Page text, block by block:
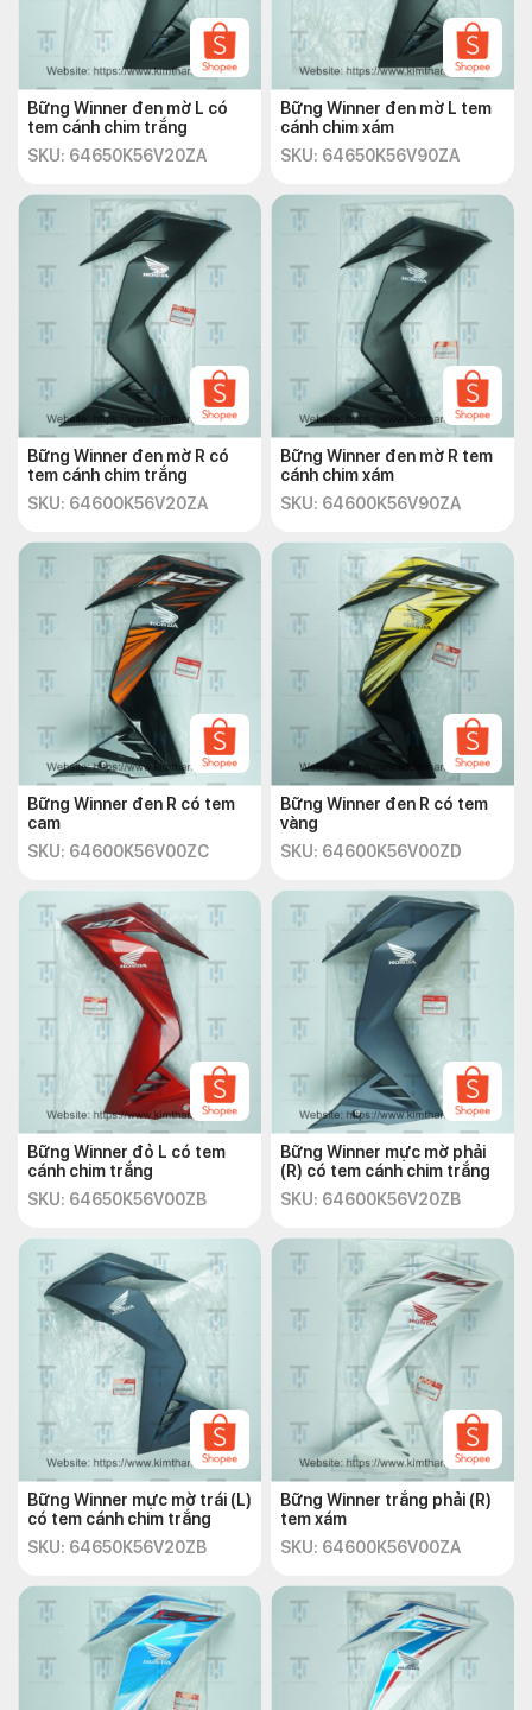
Bững Winner đen mờ L có
tem cánh chim trắng
SKU: 64650K56V20ZA
Bững Winner đen mờ L tem
cánh chim xám
SKU: 64650K56V90ZA
Bững Winner đen mờ R có
tem cánh chim trắng
SKU: 64600K56V20ZA
Bững Winner đen mờ R tem
cánh chim xám
SKU: 64600K56V90ZA
Bững Winner đen R có tem
cam
SKU: 64600K56V00ZC
Bững Winner đen R có tem
vàng
SKU: 64600K56V00ZD
Bững Winner đỏ L có tem
cánh chim trắng
SKU: 64650K56V00ZB
Bững Winner mực mờ phải
(R) có tem cánh chim trắng
SKU: 64600K56V20ZB
Bững Winner mực mờ trái (L)
có tem cánh chim trắng
SKU: 64650K56V20ZB
Bững Winner trắng phải (R)
tem xám
SKU: 64600K56V00ZA